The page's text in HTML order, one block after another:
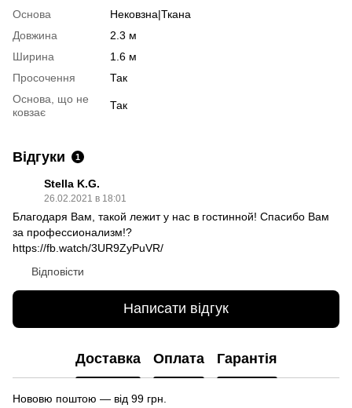
Основа
Нековзна|Ткана
Довжина
2.3 м
Ширина
1.6 м
Просочення
Так
Основа, що не
ковзає
Так
Відгуки 1
Stella K.G.
26.02.2021 в 18:01
Благодаря Вам, такой лежит у нас в гостинной! Спасибо Вам
за профессионализм!?
https://fb.watch/3UR9ZyPuVR/
Відповісти
Написати відгук
Доставка Оплата Гарантія
Нововю поштою — від 99 грн.